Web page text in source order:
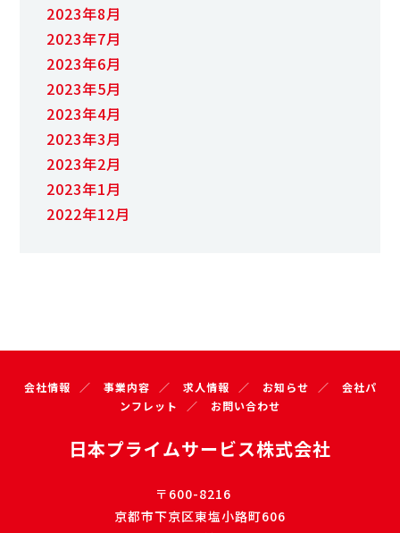
2023年8月
2023年7月
2023年6月
2023年5月
2023年4月
2023年3月
2023年2月
2023年1月
2022年12月
会社情報 事業内容 求人情報 お知らせ
会社パ
ンフレット
お問い合わせ
日本プライムサービス株式会社
〒600-8216
京都市下京区東塩小路町606